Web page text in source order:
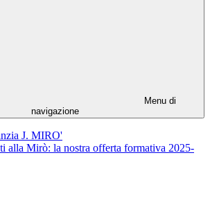
Menu di
navigazione
J. MIRO'
alla Mirò: la nostra offerta formativa 2025-